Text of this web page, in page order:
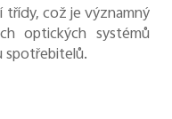
což je významný
optických systémů
spotřebitelů.